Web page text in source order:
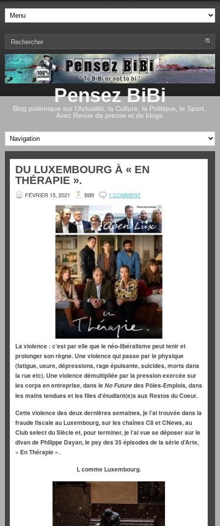
Pensez BiBi
Blog polémique sur l'Actualité, la Culture, la Politique, le Sport,.
Avec Revue de presse et de blogs.
DU LUXEMBOURG À « EN
THÉRAPIE ».
FÉVRIER 15, 2021 BIBI 1 COMMENT
La violence : c’est par elle que le néo-libéralisme peut tenir et
prolonger son règne. Une violence qui passe par le physique
(fatigue, usure, dépressions, rage épuisante, suicides, morts dans
la rue etc). Une violence démultipliée par la pression exercée sur
les corps en entreprise, dans leNo Futuredes Pôles-Emplois, dans
les mains tendues et les files d’étudiant(e)s aux Restos du Coeur.
Cette violence des deux dernières semaines, je l’ai trouvée dans la
fraude fiscale au Luxembourg, sur les chaînes C8 et CNews, au
Club select du Siècle et, pour terminer, je l’ai vue se déposer sur le
divan de Philippe Dayan, le psy des 35 épisodes de la série d’Arte,
« En Thérapie ».
L comme Luxembourg.